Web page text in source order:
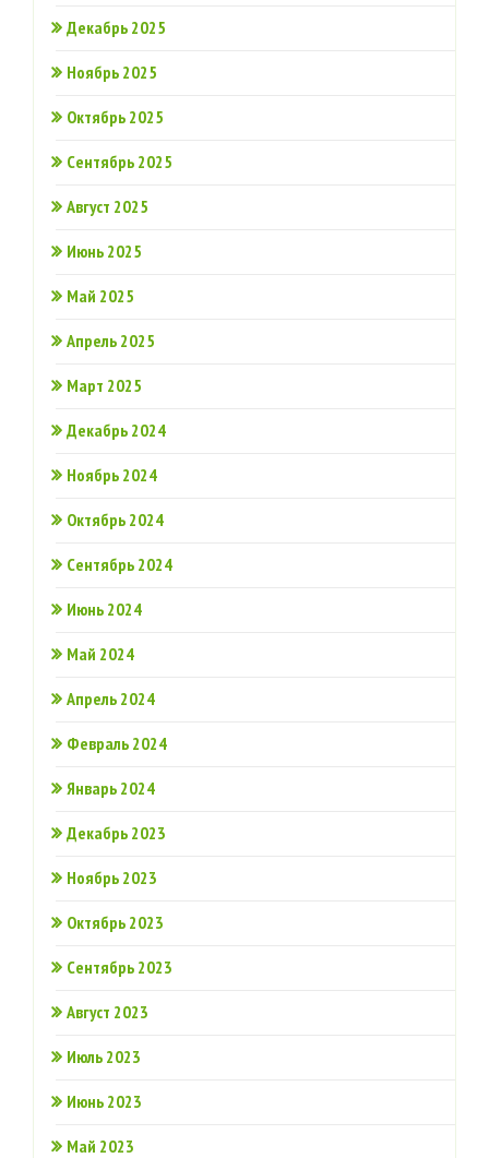
Декабрь 2025
Ноябрь 2025
Октябрь 2025
Сентябрь 2025
Август 2025
Июнь 2025
Май 2025
Апрель 2025
Март 2025
Декабрь 2024
Ноябрь 2024
Октябрь 2024
Сентябрь 2024
Июнь 2024
Май 2024
Апрель 2024
Февраль 2024
Январь 2024
Декабрь 2023
Ноябрь 2023
Октябрь 2023
Сентябрь 2023
Август 2023
Июль 2023
Июнь 2023
Май 2023